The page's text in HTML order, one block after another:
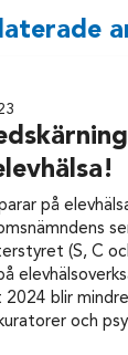
på
(S, C
blir
och